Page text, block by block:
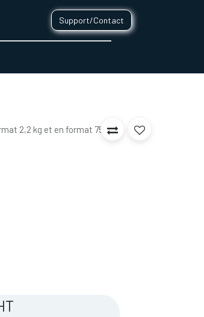
Support/Contact
2,2 kg et en format 750g.